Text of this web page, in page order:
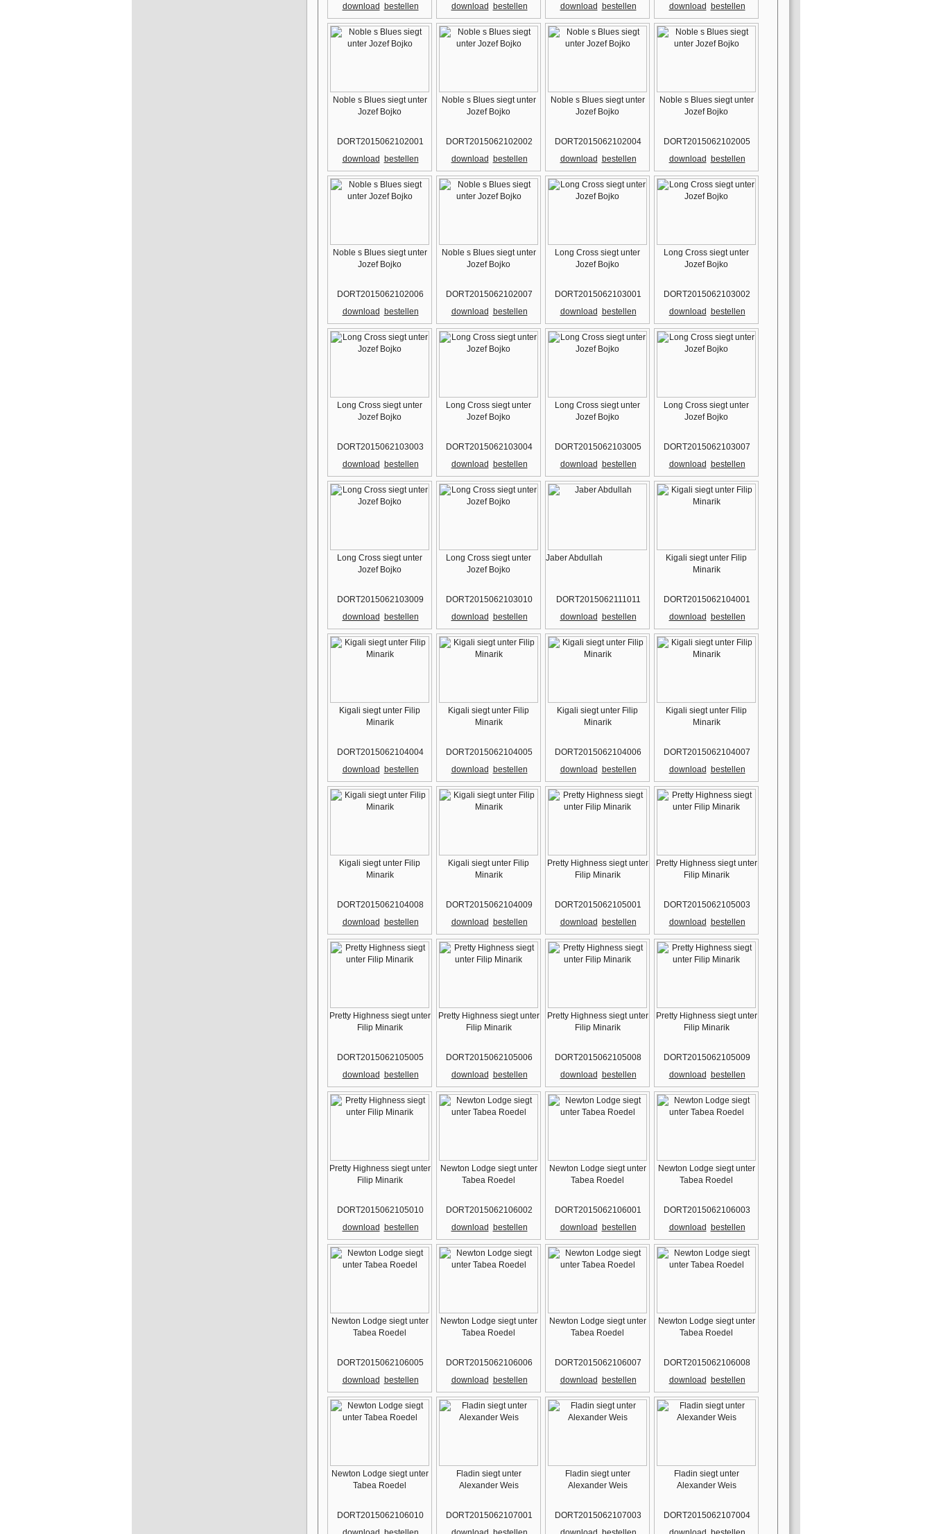
download
bestellen
download
bestellen
download
bestellen
download
bestellen
Noble s Blues siegt unter
Jozef Bojko
DORT2015062102001
download
bestellen
Noble s Blues siegt unter
Jozef Bojko
DORT2015062102002
download
bestellen
Noble s Blues siegt unter
Jozef Bojko
DORT2015062102004
download
bestellen
Noble s Blues siegt unter
Jozef Bojko
DORT2015062102005
download
bestellen
Noble s Blues siegt unter
Jozef Bojko
DORT2015062102006
download
bestellen
Noble s Blues siegt unter
Jozef Bojko
DORT2015062102007
download
bestellen
Long Cross siegt unter
Jozef Bojko
DORT2015062103001
download
bestellen
Long Cross siegt unter
Jozef Bojko
DORT2015062103002
download
bestellen
Long Cross siegt unter
Jozef Bojko
DORT2015062103003
download
bestellen
Long Cross siegt unter
Jozef Bojko
DORT2015062103004
download
bestellen
Long Cross siegt unter
Jozef Bojko
DORT2015062103005
download
bestellen
Long Cross siegt unter
Jozef Bojko
DORT2015062103007
download
bestellen
Long Cross siegt unter
Jozef Bojko
DORT2015062103009
download
bestellen
Long Cross siegt unter
Jozef Bojko
DORT2015062103010
download
bestellen
Jaber Abdullah
DORT2015062111011
download
bestellen
Kigali siegt unter Filip
Minarik
DORT2015062104001
download
bestellen
Kigali siegt unter Filip
Minarik
DORT2015062104004
download
bestellen
Kigali siegt unter Filip
Minarik
DORT2015062104005
download
bestellen
Kigali siegt unter Filip
Minarik
DORT2015062104006
download
bestellen
Kigali siegt unter Filip
Minarik
DORT2015062104007
download
bestellen
Kigali siegt unter Filip
Minarik
DORT2015062104008
download
bestellen
Kigali siegt unter Filip
Minarik
DORT2015062104009
download
bestellen
Pretty Highness siegt unter
Filip Minarik
DORT2015062105001
download
bestellen
Pretty Highness siegt unter
Filip Minarik
DORT2015062105003
download
bestellen
Pretty Highness siegt unter
Filip Minarik
DORT2015062105005
download
bestellen
Pretty Highness siegt unter
Filip Minarik
DORT2015062105006
download
bestellen
Pretty Highness siegt unter
Filip Minarik
DORT2015062105008
download
bestellen
Pretty Highness siegt unter
Filip Minarik
DORT2015062105009
download
bestellen
Pretty Highness siegt unter
Filip Minarik
DORT2015062105010
download
bestellen
Newton Lodge siegt unter
Tabea Roedel
DORT2015062106002
download
bestellen
Newton Lodge siegt unter
Tabea Roedel
DORT2015062106001
download
bestellen
Newton Lodge siegt unter
Tabea Roedel
DORT2015062106003
download
bestellen
Newton Lodge siegt unter
Tabea Roedel
DORT2015062106005
download
bestellen
Newton Lodge siegt unter
Tabea Roedel
DORT2015062106006
download
bestellen
Newton Lodge siegt unter
Tabea Roedel
DORT2015062106007
download
bestellen
Newton Lodge siegt unter
Tabea Roedel
DORT2015062106008
download
bestellen
Newton Lodge siegt unter
Tabea Roedel
DORT2015062106010
Fladin siegt unter
Alexander Weis
DORT2015062107001
Fladin siegt unter
Alexander Weis
DORT2015062107003
Fladin siegt unter
Alexander Weis
DORT2015062107004